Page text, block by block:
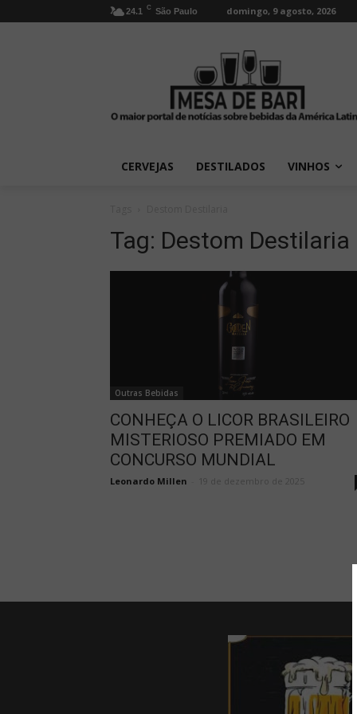
24.1 C São Paulo domingo, 9 agosto, 2026
CERVEJAS DESTILADOS VINHOS
Tag: Destom Destilaria
Outras Bebidas
CONHEÇA O LICOR BRASILEIRO
MISTERIOSO PREMIADO EM
CONCURSO MUNDIAL
Leonardo Millen 19 de dezembro de 2025